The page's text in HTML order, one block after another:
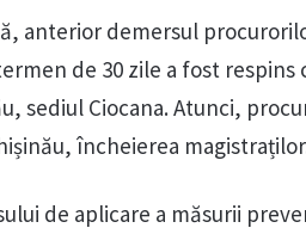
anterior demersul
de 30 zile a fost
sediul Ciocana. Atunci,
încheierea
de aplicare a măsurii